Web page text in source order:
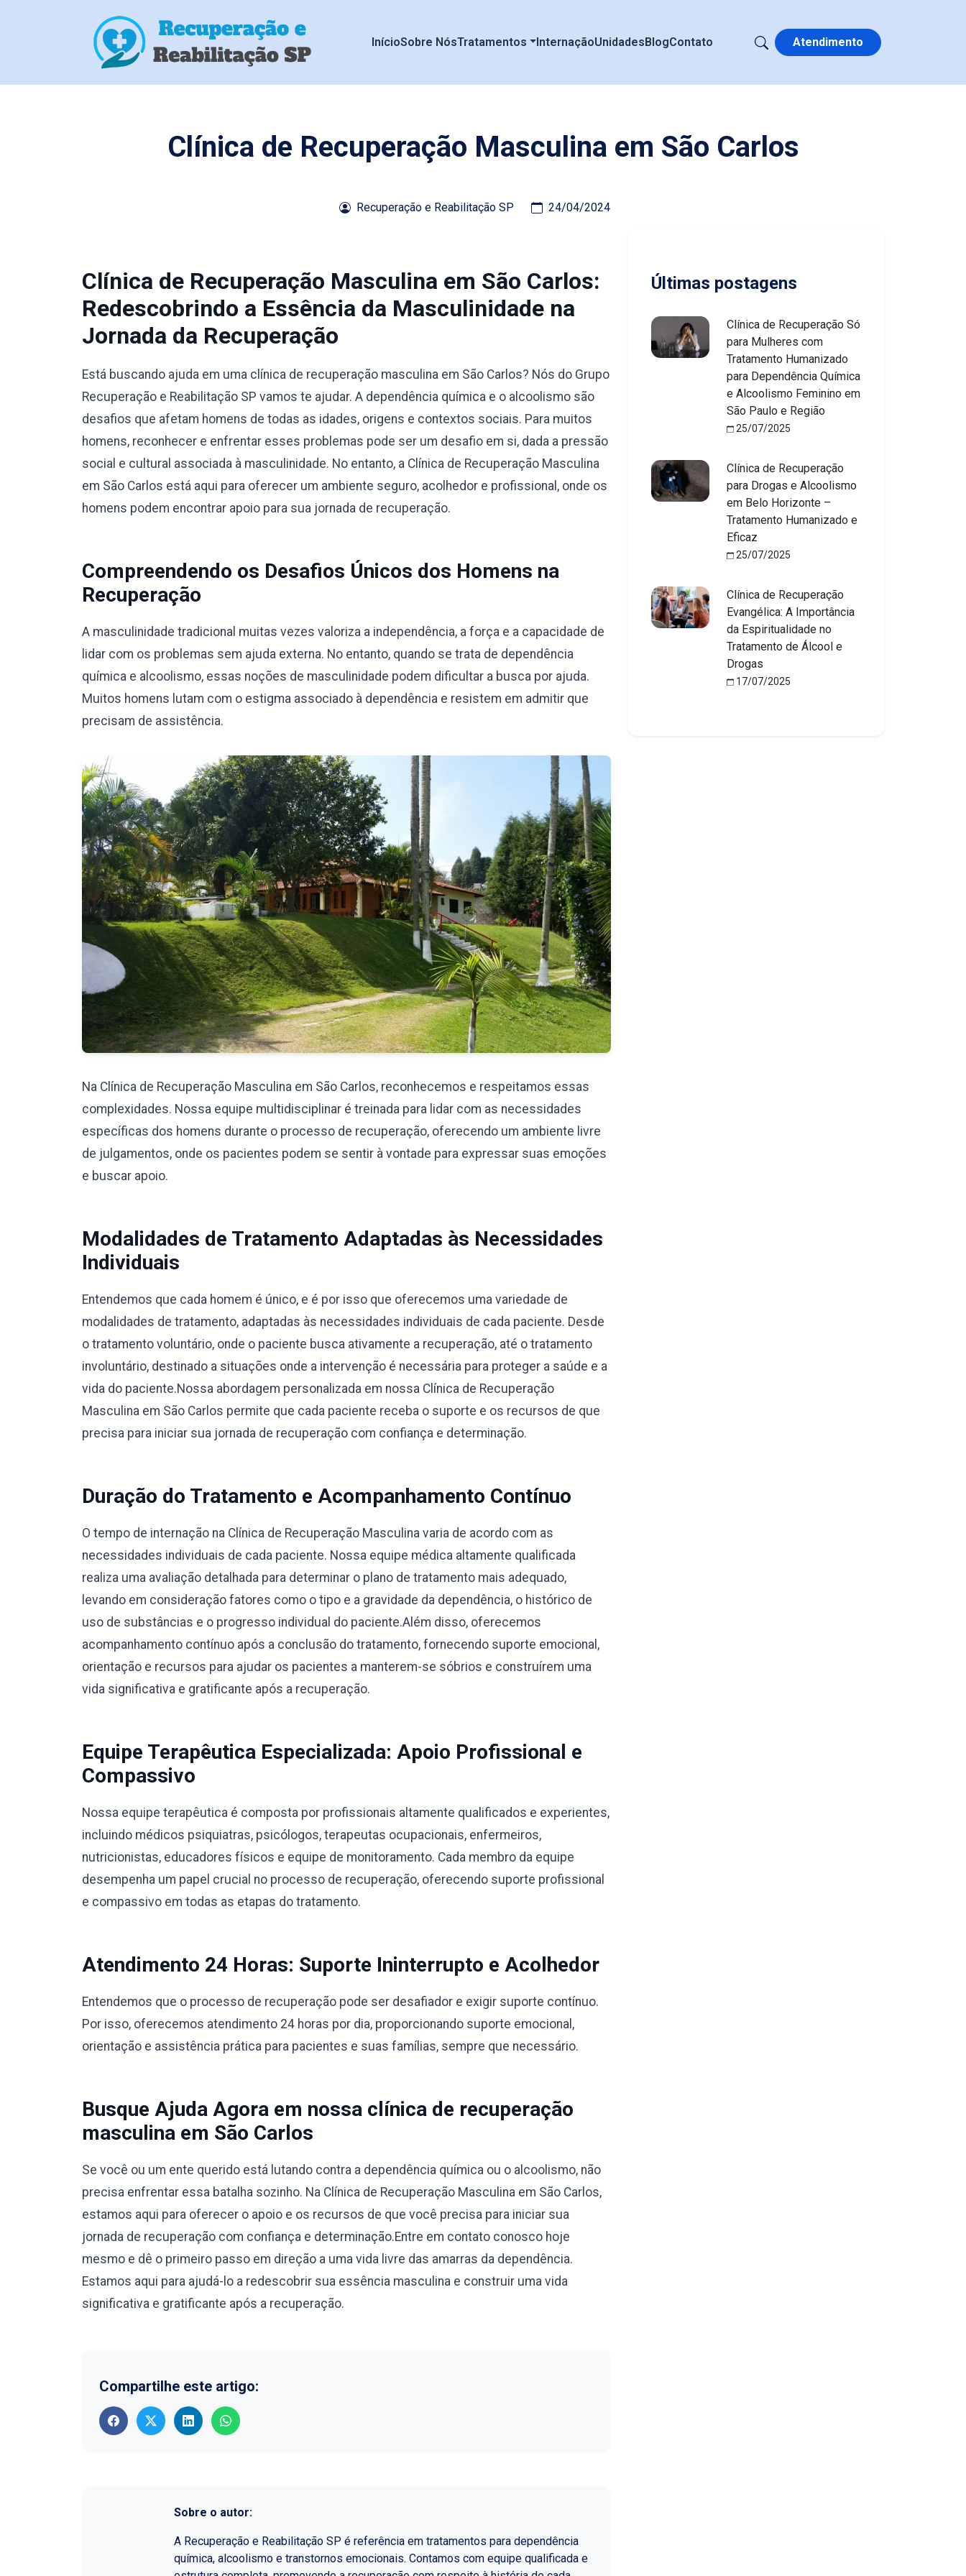
InícioSobre NósTratamentos InternaçãoUnidadesBlogContato Atendimento
Clínica de Recuperação Masculina em São Carlos
Recuperação e Reabilitação SP 24/04/2024
Clínica de Recuperação Masculina em São Carlos:
Redescobrindo a Essência da Masculinidade na
Jornada da Recuperação
Está buscando ajuda em uma clínica de recuperação masculina em São Carlos? Nós do Grupo
Recuperação e Reabilitação SP vamos te ajudar. A dependência química e o alcoolismo são
desafios que afetam homens de todas as idades, origens e contextos sociais. Para muitos
homens, reconhecer e enfrentar esses problemas pode ser um desafio em si, dada a pressão
social e cultural associada à masculinidade. No entanto, a Clínica de Recuperação Masculina
em São Carlos está aqui para oferecer um ambiente seguro, acolhedor e profissional, onde os
homens podem encontrar apoio para sua jornada de recuperação.
Compreendendo os Desafios Únicos dos Homens na
Recuperação
A masculinidade tradicional muitas vezes valoriza a independência, a força e a capacidade de
lidar com os problemas sem ajuda externa. No entanto, quando se trata de dependência
química e alcoolismo, essas noções de masculinidade podem dificultar a busca por ajuda.
Muitos homens lutam com o estigma associado à dependência e resistem em admitir que
precisam de assistência.
Na Clínica de Recuperação Masculina em São Carlos, reconhecemos e respeitamos essas
complexidades. Nossa equipe multidisciplinar é treinada para lidar com as necessidades
específicas dos homens durante o processo de recuperação, oferecendo um ambiente livre
de julgamentos, onde os pacientes podem se sentir à vontade para expressar suas emoções
e buscar apoio.
Modalidades de Tratamento Adaptadas às Necessidades
Individuais
Entendemos que cada homem é único, e é por isso que oferecemos uma variedade de
modalidades de tratamento, adaptadas às necessidades individuais de cada paciente. Desde
o tratamento voluntário, onde o paciente busca ativamente a recuperação, até o tratamento
involuntário, destinado a situações onde a intervenção é necessária para proteger a saúde e a
vida do paciente.Nossa abordagem personalizada em nossa Clínica de Recuperação
Masculina em São Carlos permite que cada paciente receba o suporte e os recursos de que
precisa para iniciar sua jornada de recuperação com confiança e determinação.
Duração do Tratamento e Acompanhamento Contínuo
O tempo de internação na Clínica de Recuperação Masculina varia de acordo com as
necessidades individuais de cada paciente. Nossa equipe médica altamente qualificada
realiza uma avaliação detalhada para determinar o plano de tratamento mais adequado,
levando em consideração fatores como o tipo e a gravidade da dependência, o histórico de
uso de substâncias e o progresso individual do paciente.Além disso, oferecemos
acompanhamento contínuo após a conclusão do tratamento, fornecendo suporte emocional,
orientação e recursos para ajudar os pacientes a manterem-se sóbrios e construírem uma
vida significativa e gratificante após a recuperação.
Equipe Terapêutica Especializada: Apoio Profissional e
Compassivo
Nossa equipe terapêutica é composta por profissionais altamente qualificados e experientes,
incluindo médicos psiquiatras, psicólogos, terapeutas ocupacionais, enfermeiros,
nutricionistas, educadores físicos e equipe de monitoramento. Cada membro da equipe
desempenha um papel crucial no processo de recuperação, oferecendo suporte profissional
e compassivo em todas as etapas do tratamento.
Atendimento 24 Horas: Suporte Ininterrupto e Acolhedor
Entendemos que o processo de recuperação pode ser desafiador e exigir suporte contínuo.
Por isso, oferecemos atendimento 24 horas por dia, proporcionando suporte emocional,
orientação e assistência prática para pacientes e suas famílias, sempre que necessário.
Busque Ajuda Agora em nossa clínica de recuperação
masculina em São Carlos
Se você ou um ente querido está lutando contra a dependência química ou o alcoolismo, não
precisa enfrentar essa batalha sozinho. Na Clínica de Recuperação Masculina em São Carlos,
estamos aqui para oferecer o apoio e os recursos de que você precisa para iniciar sua
jornada de recuperação com confiança e determinação.Entre em contato conosco hoje
mesmo e dê o primeiro passo em direção a uma vida livre das amarras da dependência.
Estamos aqui para ajudá-lo a redescobrir sua essência masculina e construir uma vida
significativa e gratificante após a recuperação.
Compartilhe este artigo:
Sobre o autor:
A Recuperação e Reabilitação SP é referência em tratamentos para dependência
química, alcoolismo e transtornos emocionais. Contamos com equipe qualificada e
Últimas postagens
Clínica de Recuperação Só
para Mulheres com
Tratamento Humanizado
para Dependência Química
e Alcoolismo Feminino em
São Paulo e Região
25/07/2025
Clínica de Recuperação
para Drogas e Alcoolismo
em Belo Horizonte –
Tratamento Humanizado e
Eficaz
25/07/2025
Clínica de Recuperação
Evangélica: A Importância
da Espiritualidade no
Tratamento de Álcool e
Drogas
17/07/2025